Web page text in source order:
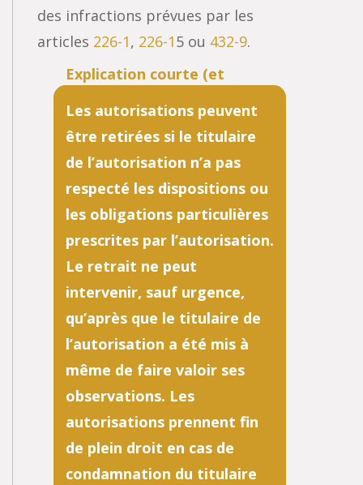
des infractions prévues par les
articles 226-1, 226-15 ou 432-9.
Les autorisations peuvent
être retirées si le titulaire
de l’autorisation n’a pas
respecté les dispositions ou
les obligations particulières
prescrites par l’autorisation.
Le retrait ne peut
intervenir, sauf urgence,
qu’après que le titulaire de
l’autorisation a été mis à
même de faire valoir ses
observations. Les
autorisations prennent fin
de plein droit en cas de
condamnation du titulaire